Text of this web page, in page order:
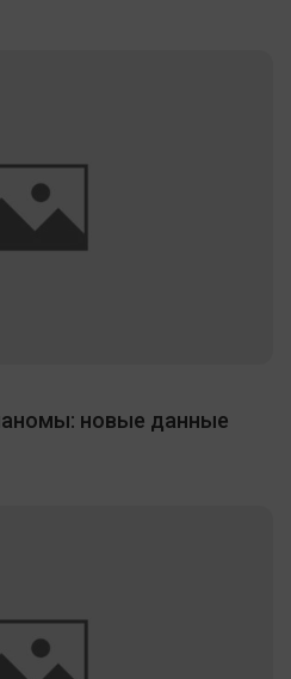
новые данные